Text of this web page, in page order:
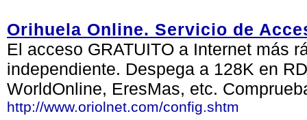
Orihuela Online. Servicio de
El acceso GRATUITO a Internet más
independiente. Despega a 128K en
WorldOnline, EresMas, etc.
http://www.oriolnet.com/config.shtm